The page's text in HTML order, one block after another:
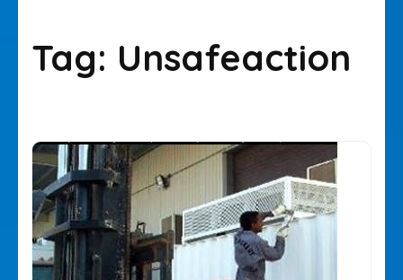
Tag: Unsafeaction